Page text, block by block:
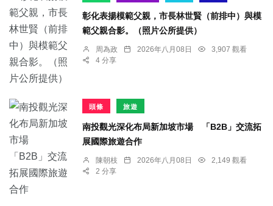
彰化表揚模範父親，市長林世賢（前排中）與模
範父親合影。（照片公所提供）
周為政 2026年八月08日
3,907 觀看
4 分享
頭條 旅遊
南投觀光深化布局新加坡市場 「B2B」交流拓
展國際旅遊合作
陳朝枝 2026年八月08日
2,149 觀看
2 分享